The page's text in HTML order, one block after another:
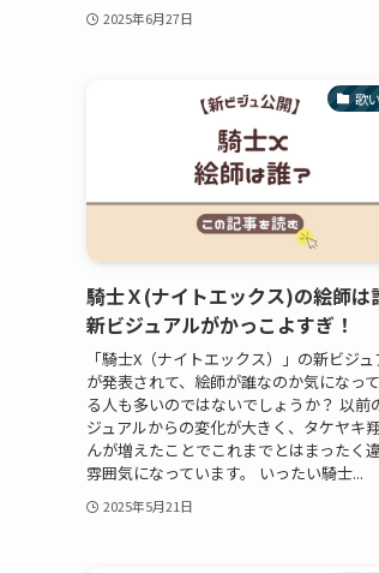
2025年6月27日
歌
騎士Ｘ(ナイトエックス)の絵師は
新ビジュアルがかっこよすぎ！
「騎士X（ナイトエックス）」の新ビジュ
が発表されて、絵師が誰なのか気になっ
る人も多いのではないでしょうか？ 以前
ジュアルからの変化が大きく、タケヤキ
んが増えたことでこれまでとはまったく
雰囲気になっています。 いったい騎士...
2025年5月21日